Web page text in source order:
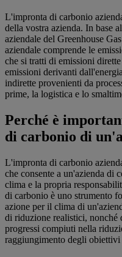
L'impronta di carbonio
della vostra azienda. In base
aziendale del Greenhouse
aziendale comprende le
che si tratti di emissioni
emissioni derivanti
indirette provenienti da
prime, la logistica e lo
Perché è
di carbonio di
L'impronta di carbonio
che consente a un'azienda di
clima e la propria
di carbonio è uno strumento
azione per il clima di
di riduzione realistici, nonché
progressi compiuti nella
raggiungimento degli obiettivi